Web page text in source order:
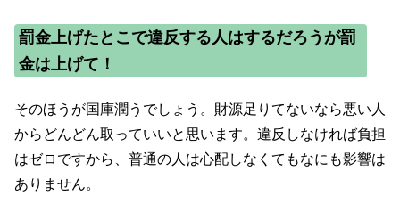
罰金上げたとこで違反する人はするだろうが罰
金は上げて！
そのほうが国庫潤うでしょう。財源足りてないなら悪い人
からどんどん取っていいと思います。違反しなければ負担
はゼロですから、普通の人は心配しなくてもなにも影響は
ありません。